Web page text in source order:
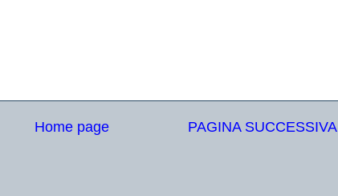
PAGINA SUCCESSIVA
Home page